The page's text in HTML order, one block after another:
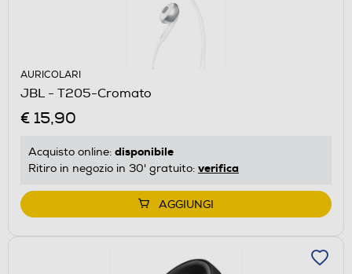
AURICOLARI
JBL - T205-Cromato
€ 15,90
Acquisto online: disponibile
Ritiro in negozio in 30' gratuito: verifica
AGGIUNGI